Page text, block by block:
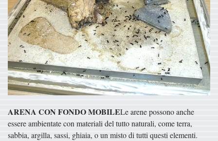
ARENA CON FONDO MOBILELe arene possono anche
essere ambientate con materiali del tutto naturali, come terra,
sabbia, argilla, sassi, ghiaia, o un misto di tutti questi elementi.